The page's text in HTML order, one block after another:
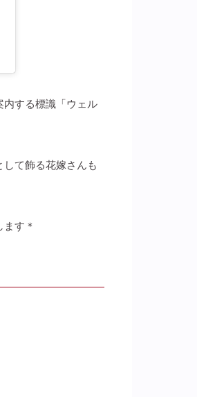
内する標識「ウェル
て飾る花嫁さんも
す＊